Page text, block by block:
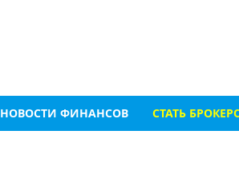
НОВОСТИ ФИНАНСОВ СТАТЬ